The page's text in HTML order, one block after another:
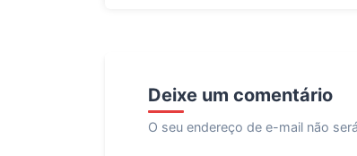
Deixe um comentário
O seu endereço de e-mail não